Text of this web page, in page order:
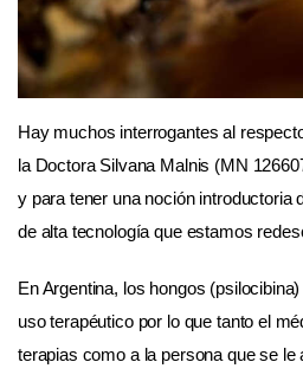
Hay muchos interrogantes al
la Doctora Silvana Malnis (MN
y para tener una noción introductoria
de alta tecnología que estamos
En Argentina, los hongos
uso terapéutico por lo que tanto el
terapias como a la persona que se le